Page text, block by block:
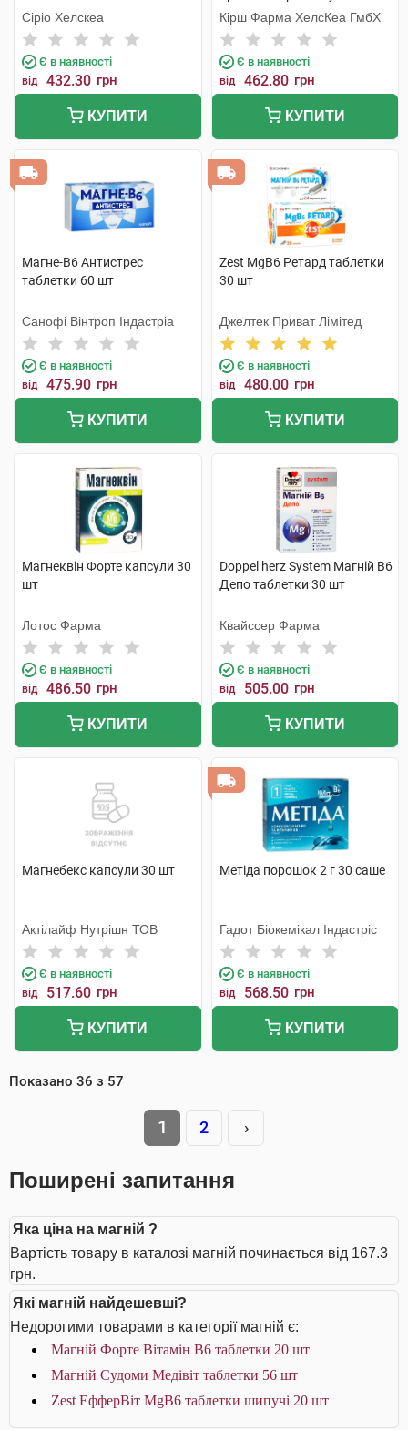
Сіріо Хелскеа
Є в наявності
від 432.30 грн
КУПИТИ
саше
Кірш Фарма ХелсКеа ГмбХ
Є в наявності
від 462.80 грн
КУПИТИ
Магне-B6 Антистрес
таблетки 60 шт
Санофі Вінтроп Індастріа
Є в наявності
від 475.90 грн
КУПИТИ
Zest MgB6 Ретард таблетки
30 шт
Джелтек Приват Лімітед
Є в наявності
від 480.00 грн
КУПИТИ
Магнеквін Форте капсули 30
шт
Лотос Фарма
Є в наявності
від 486.50 грн
КУПИТИ
Doppel herz System Магній В6
Депо таблетки 30 шт
Квайссер Фарма
Є в наявності
від 505.00 грн
КУПИТИ
Магнебекс капсули 30 шт
Актілайф Нутрішн ТОВ
Є в наявності
від 517.60 грн
КУПИТИ
Метіда порошок 2 г 30 саше
Гадот Біокемікал Індастріс
Є в наявності
від 568.50 грн
КУПИТИ
Показано 36 з 57
1 2 ›
Поширені запитання
Яка ціна на магній ?
Вартість товару в каталозі магній починається від 167.3
грн.
Які магній найдешевші?
Недорогими товарами в категорії магній є:
Магній Форте Вітамін В6 таблетки 20 шт
Магній Судоми Медівіт таблетки 56 шт
Zest ЕфферВіт MgB6 таблетки шипучі 20 шт